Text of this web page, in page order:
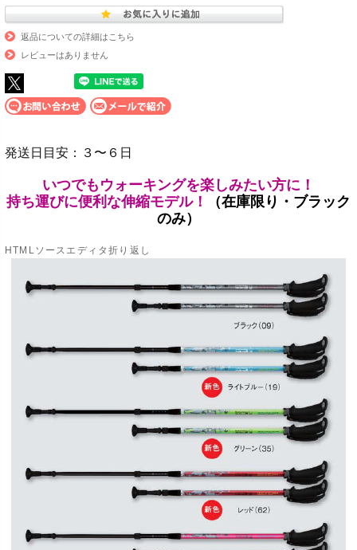
返品についての詳細はこちら
レビューはありません
発送日目安：３〜６日
いつでもウォーキングを楽しみたい方に！
持ち運びに便利な伸縮モデル！
（在庫限り・ブラック
のみ）
HTMLソースエディタ折り返し